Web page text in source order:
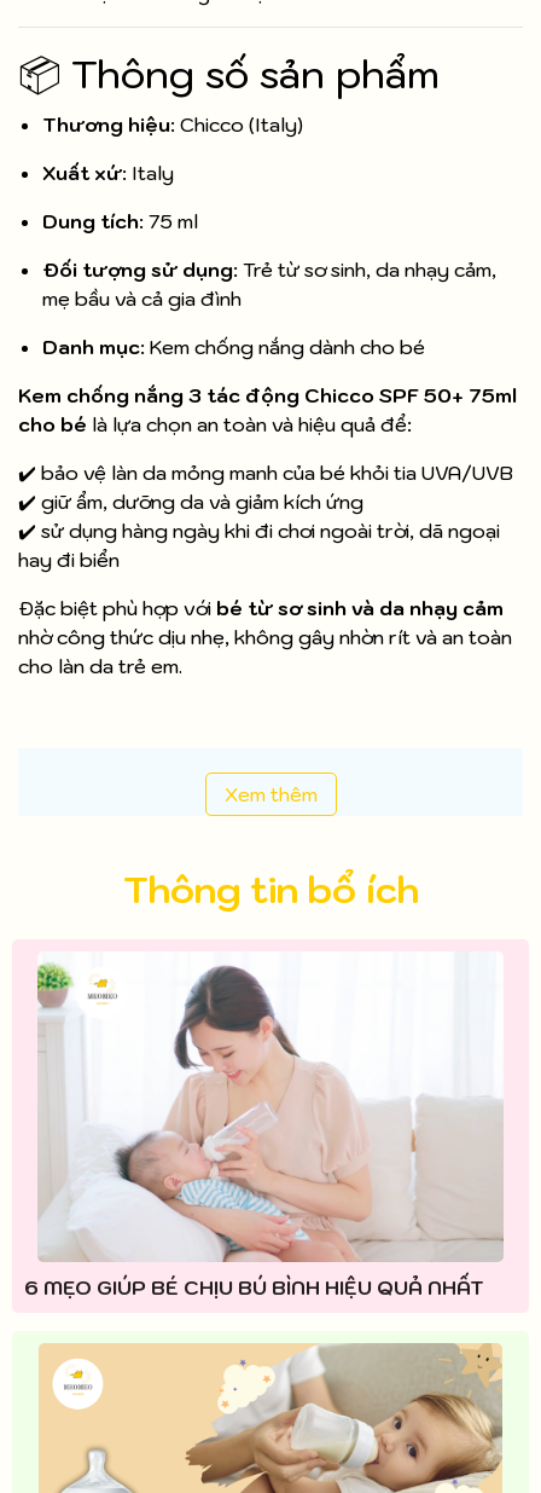
📦 Thông số sản phẩm
Thương hiệu: Chicco (Italy)
Xuất xứ: Italy
Dung tích: 75 ml
Đối tượng sử dụng: Trẻ từ sơ sinh, da nhạy cảm,
mẹ bầu và cả gia đình
Danh mục: Kem chống nắng dành cho bé
Kem chống nắng 3 tác động Chicco SPF 50+ 75ml
cho bé là lựa chọn an toàn và hiệu quả để:
✔️ bảo vệ làn da mỏng manh của bé khỏi tia UVA/UVB
✔️ giữ ẩm, dưỡng da và giảm kích ứng
✔️ sử dụng hàng ngày khi đi chơi ngoài trời, dã ngoại
hay đi biển
Đặc biệt phù hợp với bé từ sơ sinh và da nhạy cảm
nhờ công thức dịu nhẹ, không gây nhờn rít và an toàn
cho làn da trẻ em.
Xem thêm
Thông tin bổ ích
6 MẸO GIÚP BÉ CHỊU BÚ BÌNH HIỆU QUẢ NHẤT